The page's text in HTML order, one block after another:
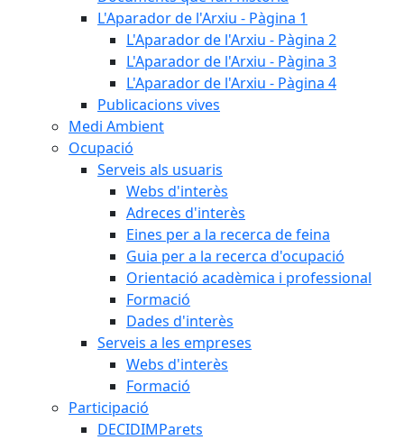
L'Aparador de l'Arxiu - Pàgina 1
L'Aparador de l'Arxiu - Pàgina 2
L'Aparador de l'Arxiu - Pàgina 3
L'Aparador de l'Arxiu - Pàgina 4
Publicacions vives
Medi Ambient
Ocupació
Serveis als usuaris
Webs d'interès
Adreces d'interès
Eines per a la recerca de feina
Guia per a la recerca d'ocupació
Orientació acadèmica i professional
Formació
Dades d'interès
Serveis a les empreses
Webs d'interès
Formació
Participació
DECIDIMParets